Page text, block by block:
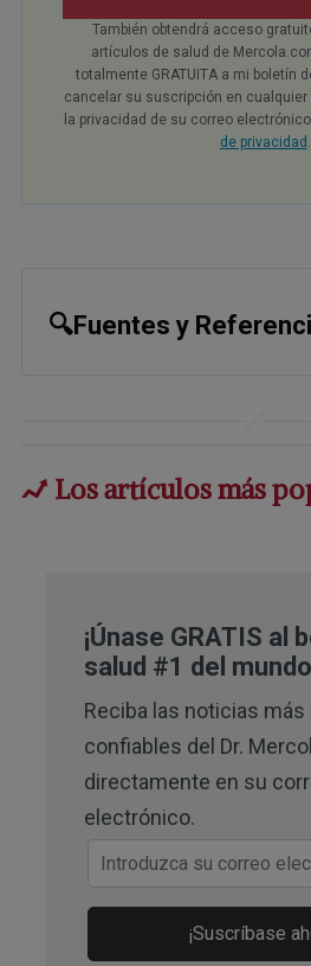
También obtendrá acceso
artículos de salud de
totalmente GRATUITA a mi boletín
cancelar su suscripción en
la privacidad de su correo electrónico.
de privacidad
🔍Fuentes y
VAERS, About
6 Research Gate,
Epoch Times,
2022
12 YouTube, Aseem
Pharma Hijacked
Medicine? November
Los artículos más
¡Únase GRATIS al
salud #1 del
Reciba las noticias
confiables del Dr.
directamente en su
electrónico.
¡Suscríbase